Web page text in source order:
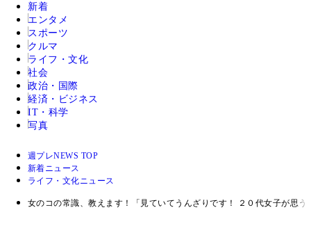
新着
エンタメ
スポーツ
クルマ
ライフ・文化
社会
政治・国際
経済・ビジネス
IT・科学
写真
週プレNEWS TOP
新着ニュース
ライフ・文化ニュース
女のコの常識、教えます！「見ていてうんざりです！ ２０代女子が思